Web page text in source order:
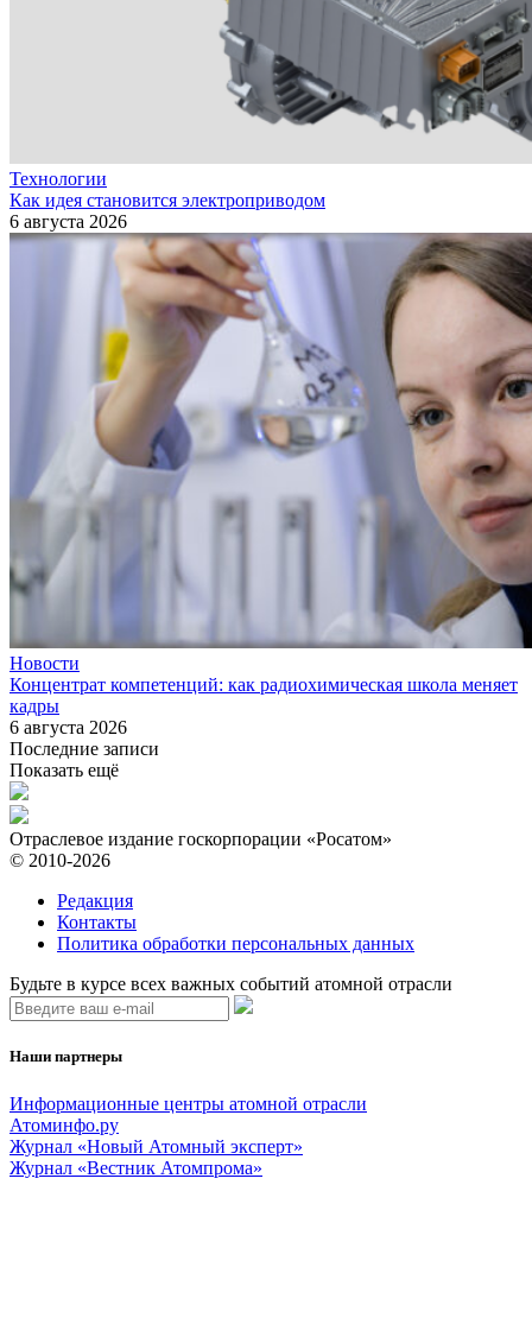
Технологии
Как идея становится электроприводом
6 августа 2026
Новости
Концентрат компетенций: как радиохимическая школа меняет
кадры
6 августа 2026
Последние записи
Показать ещё
Отраслевое издание госкорпорации «Росатом»
© 2010-2026
Редакция
Контакты
Политика обработки персональных данных
Будьте в курсе всех важных событий атомной отрасли
Наши партнеры
Информационные центры атомной отрасли
Атоминфо.ру
Журнал «Новый Атомный эксперт»
Журнал «Вестник Атомпрома»